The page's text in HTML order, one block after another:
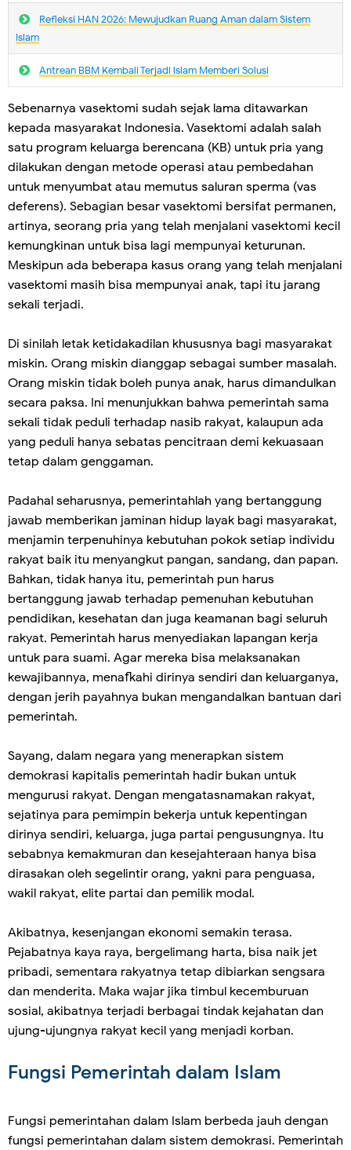
Refleksi HAN 2026: Mewujudkan Ruang Aman dalam Sistem
Islam
Antrean BBM Kembali Terjadi lslam Memberi Solusi
Sebenarnya vasektomi sudah sejak lama ditawarkan
kepada masyarakat Indonesia. Vasektomi adalah salah
satu program keluarga berencana (KB) untuk pria yang
dilakukan dengan metode operasi atau pembedahan
untuk menyumbat atau memutus saluran sperma (vas
deferens). Sebagian besar vasektomi bersifat permanen,
artinya, seorang pria yang telah menjalani vasektomi kecil
kemungkinan untuk bisa lagi mempunyai keturunan.
Meskipun ada beberapa kasus orang yang telah menjalani
vasektomi masih bisa mempunyai anak, tapi itu jarang
sekali terjadi.
Di sinilah letak ketidakadilan khususnya bagi masyarakat
miskin. Orang miskin dianggap sebagai sumber masalah.
Orang miskin tidak boleh punya anak, harus dimandulkan
secara paksa. Ini menunjukkan bahwa pemerintah sama
sekali tidak peduli terhadap nasib rakyat, kalaupun ada
yang peduli hanya sebatas pencitraan demi kekuasaan
tetap dalam genggaman.
Padahal seharusnya, pemerintahlah yang bertanggung
jawab memberikan jaminan hidup layak bagi masyarakat,
menjamin terpenuhinya kebutuhan pokok setiap individu
rakyat baik itu menyangkut pangan, sandang, dan papan.
Bahkan, tidak hanya itu, pemerintah pun harus
bertanggung jawab terhadap pemenuhan kebutuhan
pendidikan, kesehatan dan juga keamanan bagi seluruh
rakyat. Pemerintah harus menyediakan lapangan kerja
untuk para suami. Agar mereka bisa melaksanakan
kewajibannya, menafkahi dirinya sendiri dan keluarganya,
dengan jerih payahnya bukan mengandalkan bantuan dari
pemerintah.
Sayang, dalam negara yang menerapkan sistem
demokrasi kapitalis pemerintah hadir bukan untuk
mengurusi rakyat. Dengan mengatasnamakan rakyat,
sejatinya para pemimpin bekerja untuk kepentingan
dirinya sendiri, keluarga, juga partai pengusungnya. Itu
sebabnya kemakmuran dan kesejahteraan hanya bisa
dirasakan oleh segelintir orang, yakni para penguasa,
wakil rakyat, elite partai dan pemilik modal.
Akibatnya, kesenjangan ekonomi semakin terasa.
Pejabatnya kaya raya, bergelimang harta, bisa naik jet
pribadi, sementara rakyatnya tetap dibiarkan sengsara
dan menderita. Maka wajar jika timbul kecemburuan
sosial, akibatnya terjadi berbagai tindak kejahatan dan
ujung-ujungnya rakyat kecil yang menjadi korban.
Fungsi Pemerintah dalam Islam
Fungsi pemerintahan dalam Islam berbeda jauh dengan
fungsi pemerintahan dalam sistem demokrasi. Pemerintah